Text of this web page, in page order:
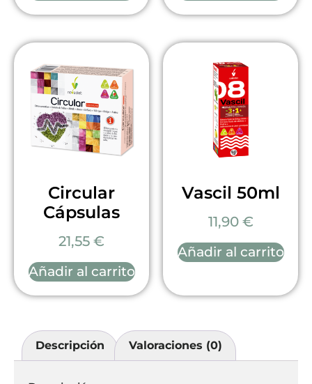
Circular
Cápsulas
21,55 €
Añadir al carrito
Vascil 50ml
11,90 €
Añadir al carrito
Descripción Valoraciones (0)